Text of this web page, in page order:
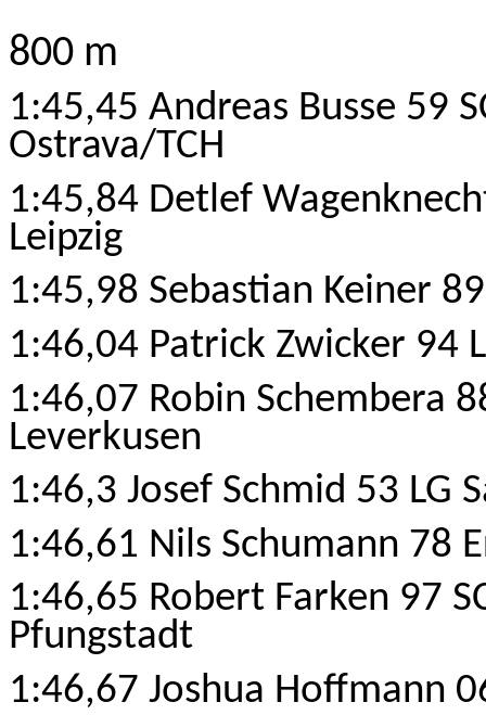
800 m
1:45,45 Andreas Busse 59
Ostrava/TCH
1:45,84 Detlef
Leipzig
1:45,98 Sebastian Keiner
1:46,04 Patrick Zwicker 94
1:46,07 Robin Schembera
Leverkusen
1:46,3 Josef Schmid 53 LG
1:46,61 Nils Schumann 78
1:46,65 Robert Farken 97
Pfungstadt
1:46,67 Joshua Hoffmann